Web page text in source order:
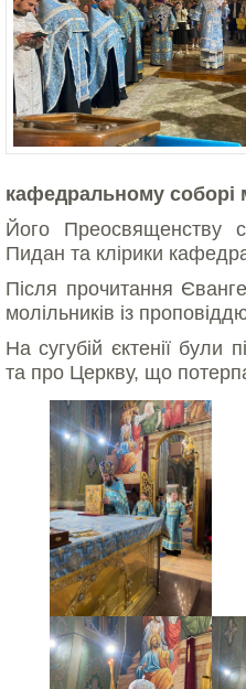
кафедральному соборі
Його Преосвященству
Пидан та клірики
Після прочитання
молільників із
На сугубій єктенії були
та про Церкву, що